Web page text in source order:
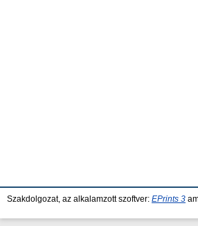
Szakdolgozat, az alkalamzott szoftver: EPrints 3